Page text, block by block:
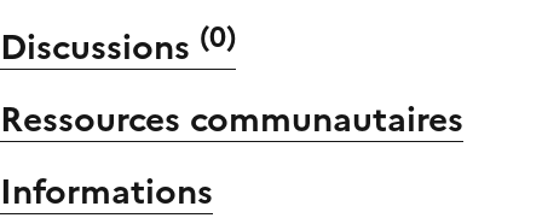
Discussions (0)
Ressources communautaires
Informations